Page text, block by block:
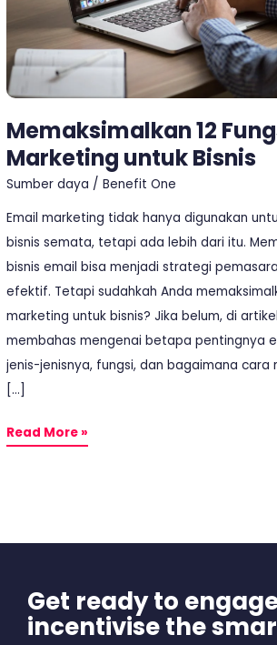
Memaksimalkan 12
Marketing untuk Bisnis
Sumber daya /Benefit One
Email marketing tidak hanya digunakan
bisnis semata, tetapi ada lebih dari itu.
bisnis email bisa menjadi strategi
efektif. Tetapi sudahkah Anda
marketing untuk bisnis? Jika belum, di
membahas mengenai betapa pentingnya
jenis-jenisnya, fungsi, dan bagaimana cara
[…]
Read More »
Get ready to
incentivise the